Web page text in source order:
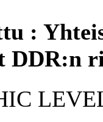
: